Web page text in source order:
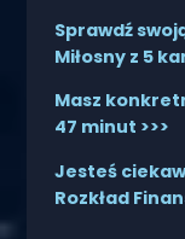
Sprawdź
Miłosny z 5
Masz
47 minut >>>
Jesteś
Rozkład